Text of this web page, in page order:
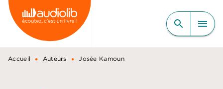
MENU RECHERCHE
CONTENU
PIED DE PAGE
search menu
Accueil • Auteurs • Josée Kamoun